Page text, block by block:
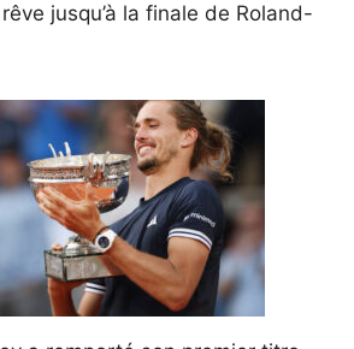
jusqu’à la finale de Roland-